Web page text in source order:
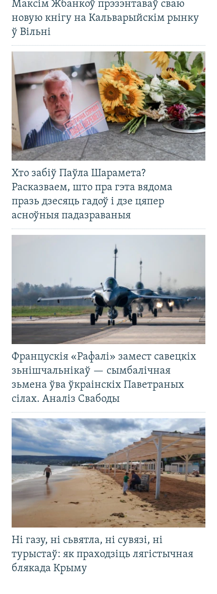
Максім Жбанкоў прэзэнтаваў сваю
новую кнігу на Кальварыйскім рынку
ў Вільні
Хто забіў Паўла Шарамета?
Расказваем, што пра гэта вядома
празь дзесяць гадоў і дзе цяпер
асноўныя падазраваныя
Францускія «Рафалі» замест савецкіх
зьнішчальнікаў — сымбалічная
зьмена ўва ўкраінскіх Паветраных
сілах. Аналіз Свабоды
Ні газу, ні сьвятла, ні сувязі, ні
турыстаў: як праходзіць лягістычная
блякада Крыму